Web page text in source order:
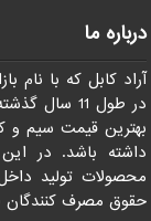
درباره ما
آراد کابل که با نام
در طول 11
بهترین قیمت سیم و
داشته باشد. در این
محصولات تولید
حقوق مصرف کنندگان